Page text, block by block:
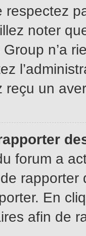
respectez
noter
n’a
reçu un
forum a
En
afin de